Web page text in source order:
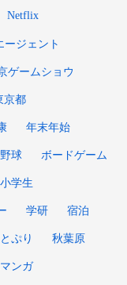
Netflix
ージェント
ゲームショウ
京都
年末年始
球 ボードゲーム
小学生
学研 宿泊
ぷり 秋葉原
ンガ